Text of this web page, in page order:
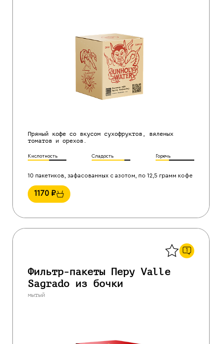
Пряный кофе со вкусом сухофруктов, вяленых
томатов и орехов.
Кислотность Сладость Горечь
10 пакетиков, зафасованных с азотом, по 12,5 грамм кофе
1170 ₽
1
Фильтр-пакеты Перу Valle
Sagrado из бочки
мытый